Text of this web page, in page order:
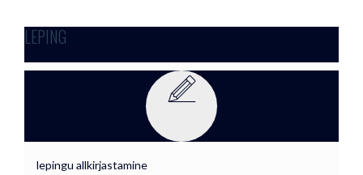
LEPING
lepingu allkirjastamine